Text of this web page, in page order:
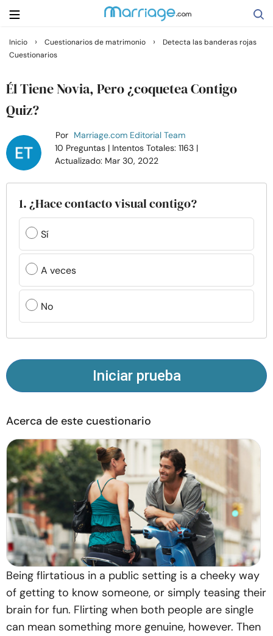
Buscar
Casarse
Relaciones
Familia
Ayuda
Cursos
Recursos
Comunidad
Idioma
Sobre nosotros Contáctanos Escríbenos
Publicidad con
nosotros
© Copyright 2026. Todos los derechos reservados.
Inicio › Cuestionarios de matrimonio ›
Detecta las banderas rojas
Cuestionarios
Él Tiene Novia, Pero ¿coquetea Contigo
Quiz?
Por Marriage.com Editorial Team
10 Preguntas | Intentos Totales: 1163 |
Actualizado: Mar 30, 2022
1. ¿Hace contacto visual contigo?
Sí
A veces
No
Iniciar prueba
Acerca de este cuestionario
Being flirtatious in a public setting is a cheeky way
of getting to know someone, or simply teasing their
brain for fun. Flirting when both people are single
can mean something more genuine, however. Then